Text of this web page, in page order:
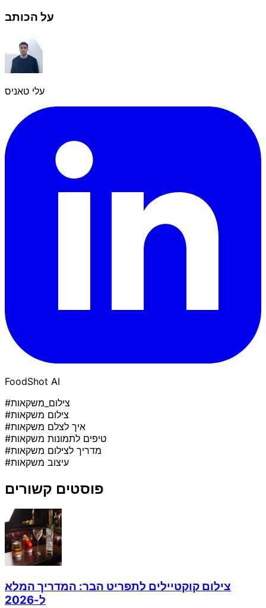
על הכותב
עלי טאניס
FoodShot AI
#צילום_משקאות
#צילום משקאות
#איך לצלם משקאות
#טיפים לתמונות משקאות
#מדריך לצילום משקאות
#עיצוב משקאות
פוסטים קשורים
צילום קוקטיילים לתפריט הבר: המדריך המלא
ל-2026